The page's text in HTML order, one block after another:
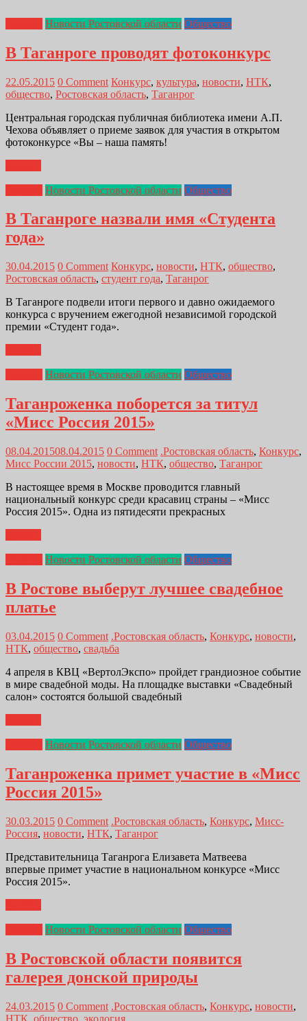
Новости Ростовской области Общество
В Таганроге проводят фотоконкурс
22.05.2015 0 Comment Конкурс, культура, новости, НТК,
общество, Ростовская область, Таганрог
Центральная городская публичная библиотека имени А.П.
Чехова объявляет о приеме заявок для участия в открытом
фотоконкурсе «Вы – наша память!
Новости Ростовской области Общество
В Таганроге назвали имя «Студента
года»
30.04.2015 0 Comment Конкурс, новости, НТК, общество,
Ростовская область, студент года, Таганрог
В Таганроге подвели итоги первого и давно ожидаемого
конкурса с вручением ежегодной независимой городской
премии «Студент года».
Новости Ростовской области Общество
Таганроженка поборется за титул
«Мисс Россия 2015»
08.04.201508.04.2015 0 Comment .Ростовская область, Конкурс,
Мисс России 2015, новости, НТК, общество, Таганрог
В настоящее время в Москве проводится главный
национальный конкурс среди красавиц страны – «Мисс
Россия 2015». Одна из пятидесяти прекрасных
Новости Ростовской области Общество
В Ростове выберут лучшее свадебное
платье
03.04.2015 0 Comment .Ростовская область, Конкурс, новости,
НТК, общество, свадьба
4 апреля в КВЦ «ВертолЭкспо» пройдет грандиозное событие
в мире свадебной моды. На площадке выставки «Свадебный
салон» состоятся большой свадебный
Новости Ростовской области Общество
Таганроженка примет участие в «Мисс
Россия 2015»
30.03.2015 0 Comment .Ростовская область, Конкурс, Мисс-
Россия, новости, НТК, Таганрог
Представительница Таганрога Елизавета Матвеева
впервые примет участие в национальном конкурсе «Мисс
Россия 2015».
Новости Ростовской области Общество
В Ростовской области появится
галерея донской природы
24.03.2015 0 Comment .Ростовская область, Конкурс, новости,
НТК общество экология